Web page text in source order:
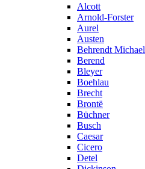
Alcott
Arnold-Forster
Aurel
Austen
Behrendt Michael
Berend
Bleyer
Boehlau
Brecht
Brontë
Büchner
Busch
Caesar
Cicero
Detel